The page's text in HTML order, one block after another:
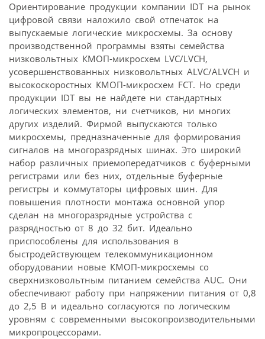
Ориентирование продукции компании IDT на рынок
цифровой связи наложило свой отпечаток на
выпускаемые логические микросхемы. За основу
производственной программы взяты семейства
низковольтных КМОП-микросхем LVC/LVCH,
усовершенствованных низковольтных ALVC/ALVCH и
высокоскоростных КМОП-микросхем FCT. Но среди
продукции IDT вы не найдете ни стандартных
логических элементов, ни счетчиков, ни многих
других изделий. Фирмой выпускаются только
микросхемы, предназначенные для формирования
сигналов на многоразрядных шинах. Это широкий
набор различных приемопередатчиков с буферными
регистрами или без них, отдельные буферные
регистры и коммутаторы цифровых шин. Для
повышения плотности монтажа основной упор
сделан на многоразрядные устройства с
разрядностью от 8 до 32 бит. Идеально
приспособлены для использования в
быстродействующем телекоммуникационном
оборудовании новые КМОП-микросхемы со
сверхнизковольтным питанием семейства AUC. Они
обеспечивают работу при напряжении питания от 0,8
до 2,5 В и идеально согласуются по логическим
уровням с современными высокопроизводительными
микропроцессорами.